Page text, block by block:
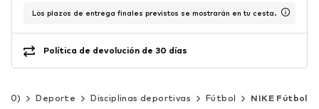
Los plazos de entrega finales previstos se mostrarán en tu cesta.
Política de devolución de 30 días
Deporte Disciplinas deportivas Fútbol NIKE Fútbol